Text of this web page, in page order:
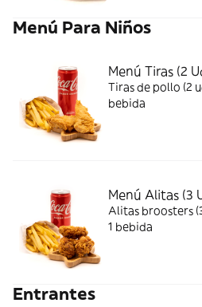
Menú Para Niños
Menú Tiras (2
Tiras de pollo (2
bebida
Menú Alitas (3
Alitas broosters
1 bebida
Entrantes